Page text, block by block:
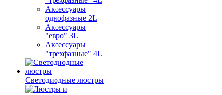
Аксессуары
однофазные 2L
Аксессуары
"евро" 3L
Аксессуары
"трехфазные" 4L
Светодиодные люстры